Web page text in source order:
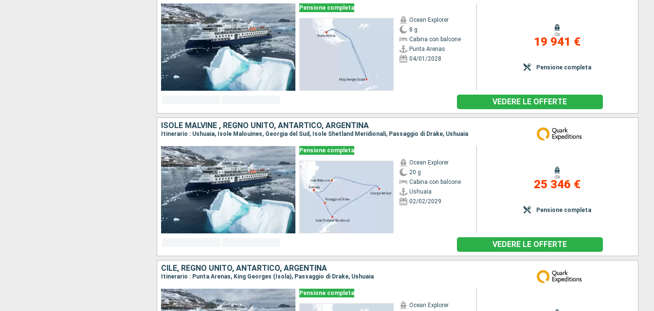
Pensione completa
Ocean Explorer
8 g
Cabina con balcone
Punta Arenas
04/01/2028
da
19 941 €
Pensione completa
VEDERE LE OFFERTE
ISOLE MALVINE , REGNO UNITO, ANTARTICO, ARGENTINA
Itinerario : Ushuaia, Isole Malouines, Georgia del Sud, Isole Shetland Meridionali, Passaggio di Drake, Ushuaia
Pensione completa
Ocean Explorer
20 g
Cabina con balcone
Ushuaia
02/02/2029
da
25 346 €
Pensione completa
VEDERE LE OFFERTE
CILE, REGNO UNITO, ANTARTICO, ARGENTINA
Itinerario : Punta Arenas, King Georges (Isola), Passaggio di Drake, Ushuaia
Pensione completa
Ocean Explorer